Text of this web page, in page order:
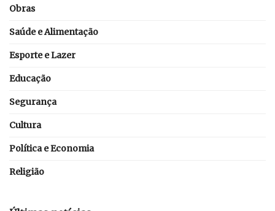
Obras
Saúde e Alimentação
Esporte e Lazer
Educação
Segurança
Cultura
Política e Economia
Religião